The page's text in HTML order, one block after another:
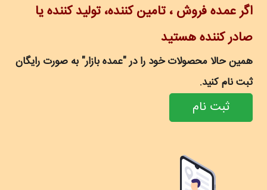
اگر عمده فروش ، تامین کننده، تولید کننده یا
صادر کننده هستید
همین حالا محصولات خود را در "عمده بازار" به صورت رایگان
ثبت نام کنید.
ثبت نام